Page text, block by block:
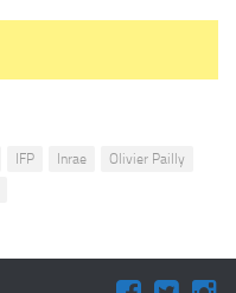
IFP Inrae
Olivier Pailly